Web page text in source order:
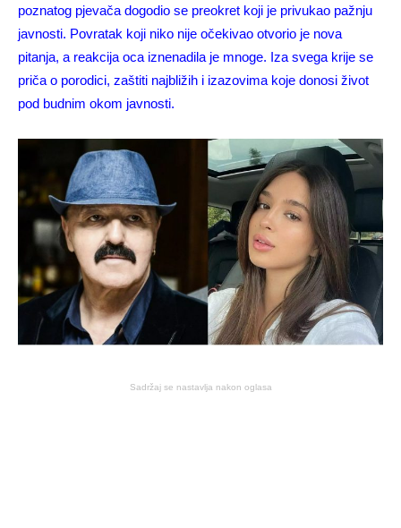
poznatog pjevača dogodio se preokret koji je privukao pažnju
javnosti. Povratak koji niko nije očekivao otvorio je nova
pitanja, a reakcija oca iznenadila je mnoge. Iza svega krije se
priča o porodici, zaštiti najbližih i izazovima koje donosi život
pod budnim okom javnosti.
Sadržaj se nastavlja nakon oglasa